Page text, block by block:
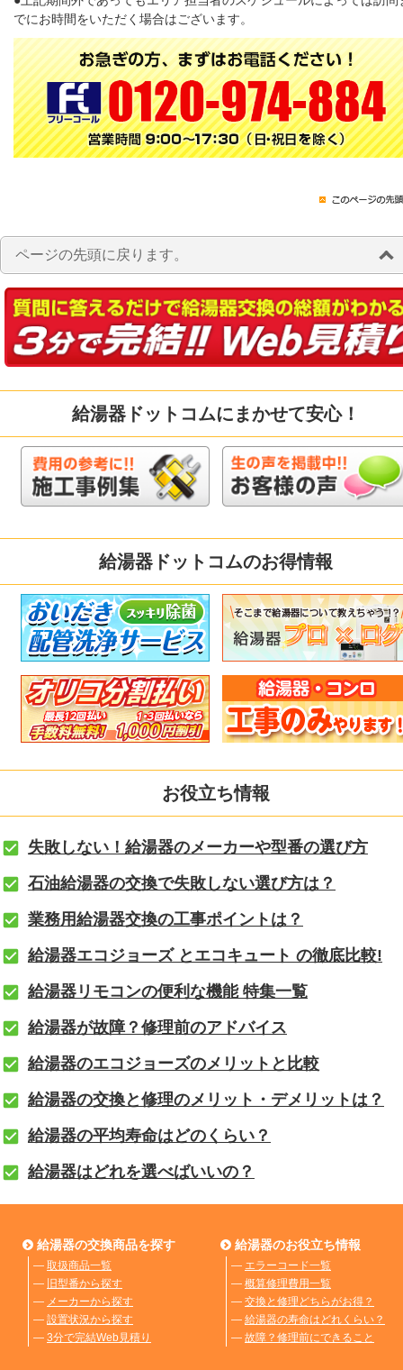
でにお時間をいただく場合はございます。
ページの先頭に戻ります。
給湯器ドットコムにまかせて安心！
給湯器ドットコムのお得情報
お役立ち情報
失敗しない！給湯器のメーカーや型番の選び方
石油給湯器の交換で失敗しない選び方は？
業務用給湯器交換の工事ポイントは？
給湯器エコジョーズ とエコキュート の徹底比較!
給湯器リモコンの便利な機能 特集一覧
給湯器が故障？修理前のアドバイス
給湯器のエコジョーズのメリットと比較
給湯器の交換と修理のメリット・デメリットは？
給湯器の平均寿命はどのくらい？
給湯器はどれを選べばいいの？
給湯器の交換商品を探す
― 取扱商品一覧
― 旧型番から探す
― メーカーから探す
― 設置状況から探す
― 3分で完結Web見積り
給湯器のお役立ち情報
― エラーコード一覧
― 概算修理費用一覧
― 交換と修理どちらがお得？
― 給湯器の寿命はどれくらい？
― 故障？修理前にできること